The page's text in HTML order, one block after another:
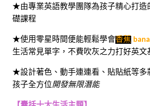
★由專業英語教學團隊為孩子精心打造
礎課程
★使用零星時間便能輕鬆學會香蕉
生活常見單字，不費吹灰之力打好英文
★設計著色、動手連連看、貼貼紙等多
孩子全方位開發無限潛能